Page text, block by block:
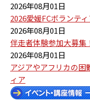
2026年08月01日
2026愛媛FCボランテ
2026年08月01日
伴走者体験参加大募集
2026年08月01日
アジアやアフリカの
ィア